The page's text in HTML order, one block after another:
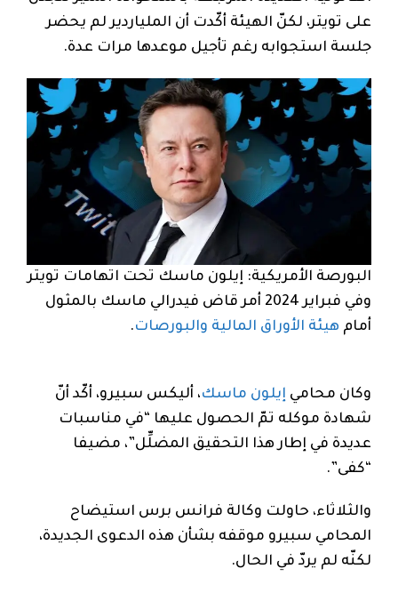
على تويتر، لكنّ الهيئة أكّدت أن الملياردير لم يحضر
جلسة استجوابه رغم تأجيل موعدها مرات عدة.
البورصة الأمريكية: إيلون ماسك تحت اتهامات تويتر
وفي فبراير 2024 أمر قاض فيدرالي ماسك بالمثول
أمام هيئة الأوراق المالية والبورصات.
وكان محامي إيلون ماسك، أليكس سبيرو، أكّد أنّ
شهادة موكله تمّ الحصول عليها “في مناسبات
عديدة في إطار هذا التحقيق المضلِّل”، مضيفا
“كفى”.
والثلاثاء، حاولت وكالة فرانس برس استيضاح
المحامي سبيرو موقفه بشأن هذه الدعوى الجديدة،
لكنّه لم يردّ في الحال.